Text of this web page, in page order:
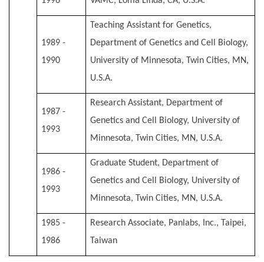
1989 -
1990
Teaching Assistant for Genetics,
Department of Genetics and Cell Biology,
University of Minnesota, Twin Cities, MN,
U.S.A.
1987 -
1993
Research Assistant, Department of
Genetics and Cell Biology, University of
Minnesota, Twin Cities, MN, U.S.A.
1986 -
1993
Graduate Student, Department of
Genetics and Cell Biology, University of
Minnesota, Twin Cities, MN, U.S.A.
1985 -
1986
Research Associate, Panlabs, Inc., Taipei,
Taiwan